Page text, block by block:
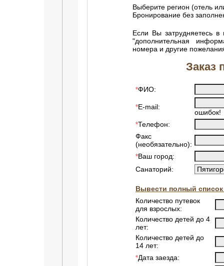
Выберите регион (отель
Бронирование без
Если Вы затрудняетесь
"дополнительная
номера и другие
Заказ
*ФИО:
*E-mail:
ошибок!
*Телефон:
Факс
(необязательно):
*Ваш город:
Санаторий:
Вывести полный
Количество путевок
для взрослых:
Количество детей до 4
лет:
Количество детей до
14 лет:
*Дата заезда: